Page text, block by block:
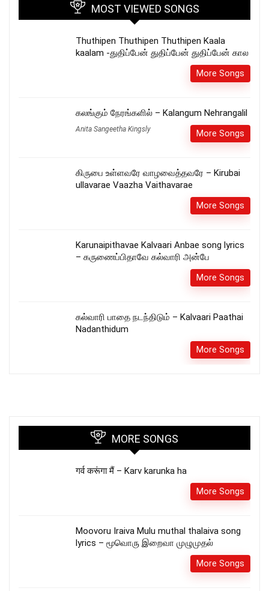
MOST VIEWED SONGS
Thuthipen Thuthipen Thuthipen Kaala
kaalam -துதிப்பேன் துதிப்பேன் துதிப்பேன் கால
More Songs
கலங்கும் நேரங்களில் – Kalangum Nehrangalil
Anita Sangeetha Kingsly More Songs
கிருபை உள்ளவரே வாழவைத்தவரே – Kirubai
ullavarae Vaazha Vaithavarae
More Songs
Karunaipithavae Kalvaari Anbae song lyrics
– கருணைப்பிதாவே கல்வாரி அன்பே
More Songs
கல்வாரி பாதை நடந்திடும் – Kalvaari Paathai
Nadanthidum
More Songs
MORE SONGS
गर्व करूंगा मैं – Karv karunka ha
More Songs
Moovoru Iraiva Mulu muthal thalaiva song
lyrics – மூவொரு இறைவா முழுமுதல்
More Songs